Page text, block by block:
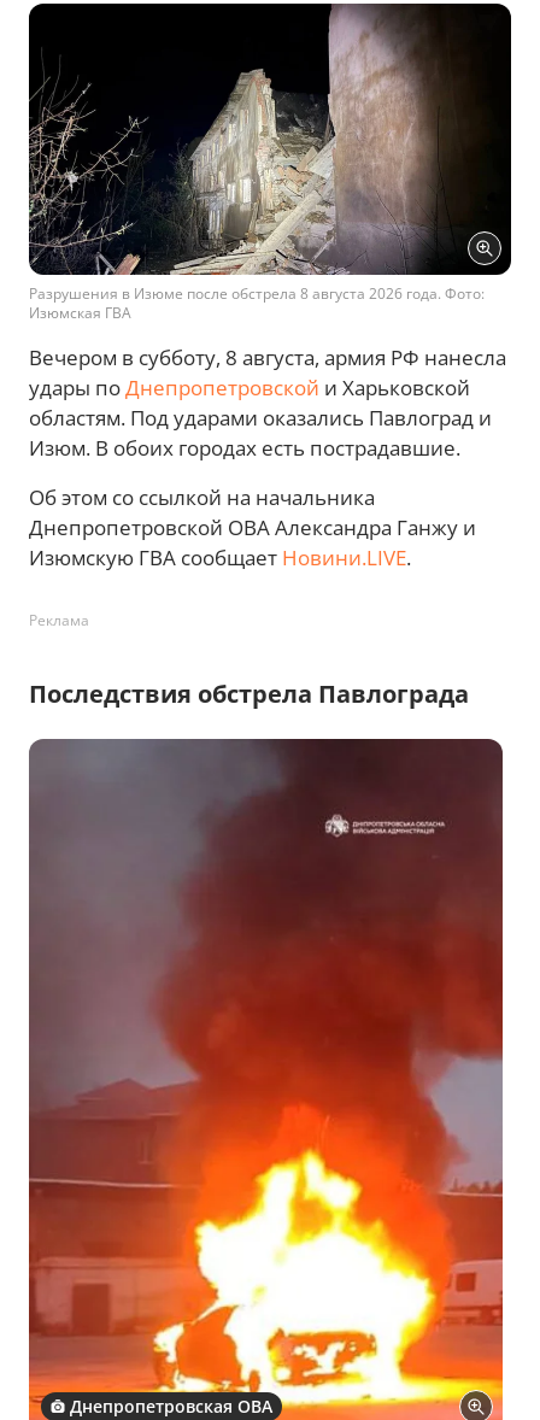
Разрушения в Изюме после обстрела 8 августа 2026 года. Фото:
Изюмская ГВА
Вечером в субботу, 8 августа, армия РФ нанесла
удары поДнепропетровской и Харьковской
областям. Под ударами оказались Павлоград и
Изюм. В обоих городах есть пострадавшие.
Об этом со ссылкой на начальника
Днепропетровской ОВА Александра Ганжу и
Изюмскую ГВА сообщает Новини.LIVE.
Реклама
Последствия обстрела Павлограда
Днепропетровская ОВА